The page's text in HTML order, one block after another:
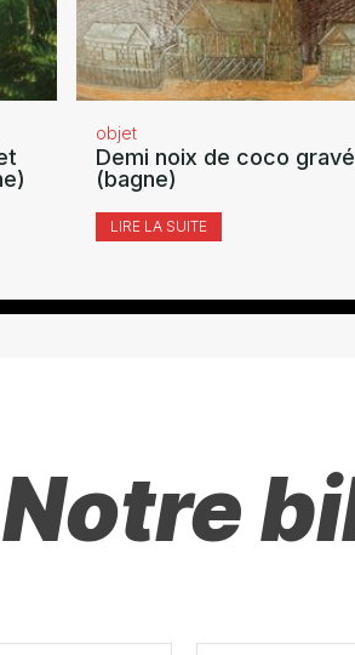
objet
Demi noix de coco
(bagne)
LIRE LA SUITE
Notre